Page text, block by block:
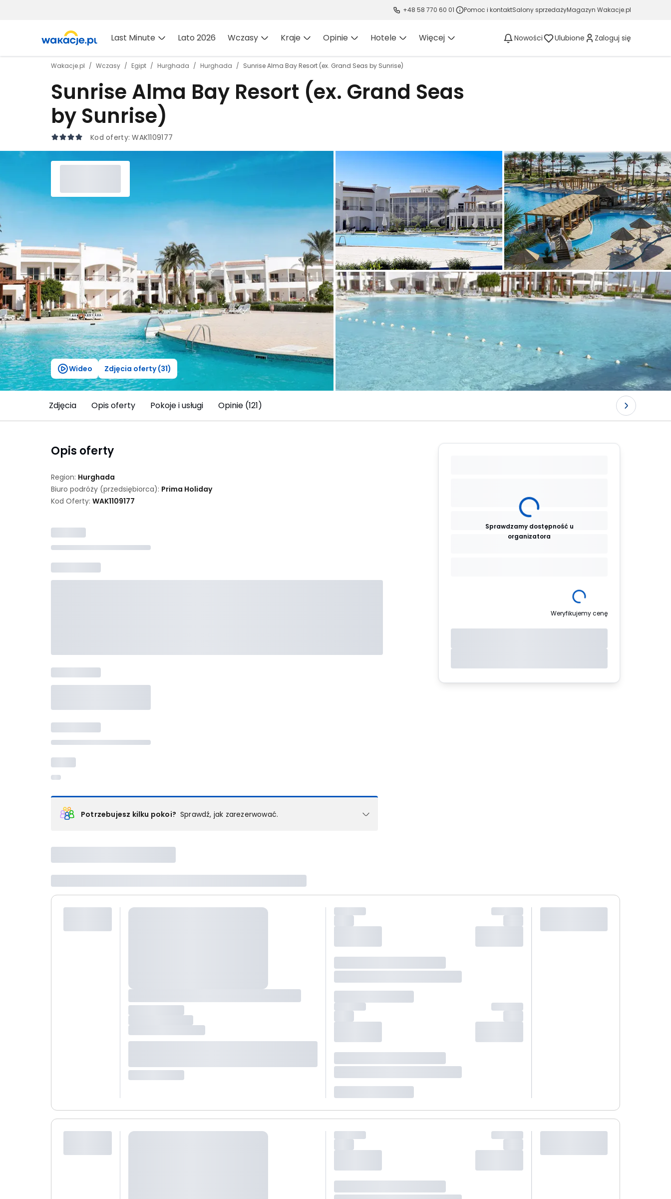
+48 58 770 60 01 Pomoc i kontaktSalony sprzedażyMagazyn Wakacje.pl
Last Minute Lato 2026 Wczasy Kraje Opinie Hotele Więcej Nowości Ulubione Zaloguj się
Wakacje.pl Wczasy Egipt Hurghada Hurghada Sunrise Alma Bay Resort (ex. Grand Seas by Sunrise)
Sunrise Alma Bay Resort (ex. Grand Seas
by Sunrise)
Kod oferty:WAK1109177
Wideo Zdjęcia oferty (31)
Zdjęcia Opis oferty Pokoje i usługi Opinie (121)
Opis oferty
Region: Hurghada
Biuro podróży (przedsiębiorca): Prima Holiday
Kod Oferty: WAK1109177
Potrzebujesz kilku pokoi? Sprawdź, jak zarezerwować.
Wybierz jedną z ofert z listy i zarezerwuj ją. Zrób oddzielne rezerwacje dla każdego kolejnego pokoju
lubskontaktuj się z nami,by złożyć zamówienie u naszego doradcy.
Maksymalna liczba uczestników
Jeśli nie możesz dodać kolejnych osób, osiągnąłeś(-aś) maksymalny limit dla 1 pokoju.
Sprawdzamy dostępność u
organizatora
Weryfikujemy cenę